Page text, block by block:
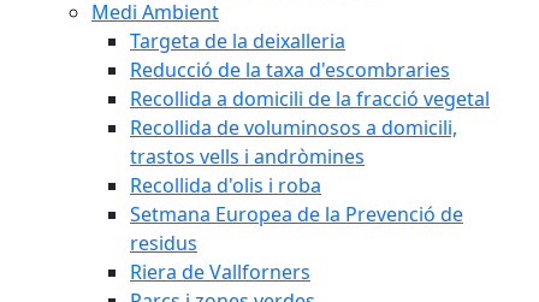
Medi Ambient
Targeta de la deixalleria
Reducció de la taxa d'escombraries
Recollida a domicili de la fracció vegetal
Recollida de voluminosos a domicili,
trastos vells i andròmines
Recollida d'olis i roba
Setmana Europea de la Prevenció de
residus
Riera de Vallforners